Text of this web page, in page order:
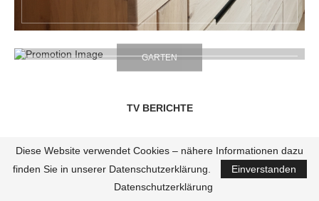
GARTEN
TV BERICHTE
Diese Website verwendet Cookies – nähere Informationen dazu
finden Sie in unserer Datenschutzerklärung.
Einverstanden
Datenschutzerklärung